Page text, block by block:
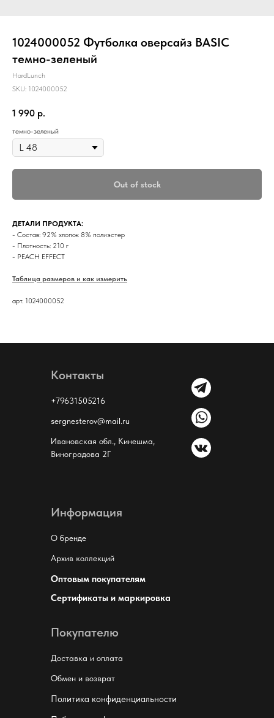
1024000052 Футболка оверсайз BASIC
темно-зеленый
HardLunch
SKU: 1024000052
1 990 р.
темно-зеленый
Out of stock
ДЕТАЛИ ПРОДУКТА:
- Состав: 92% хлопок 8% полиэстер
- Плотность: 210 г
- PEACH EFFECT
Таблица размеров и как измерить
арт. 1024000052
Информация
О бренде
Контакты
Архив коллекций
Оптовым покупателям
Ивановская обл., Кинешма,
Виноградова 2Г
+79631505216
sergnesterov@mail.ru
Покупателю
Доставка и оплата
Обмен и возврат
Политика конфиденциальности
Сертификаты и маркировка